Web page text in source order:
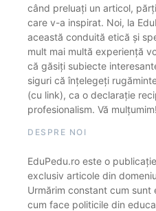
când preluați un articol,
care v-a inspirat. Noi, la
această conduită etică și
mult mai multă experiență
că găsiți subiecte
siguri că înțelegeți
(cu link), ca o declarație
profesionalism. Vă mulțumim!
DESPRE NOI
EduPedu.ro este o
exclusiv articole din
Urmărim constant cum
cum face politicile din